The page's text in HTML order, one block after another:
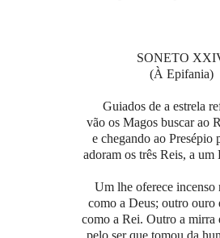
SONETO
(À Epifania)
Guiados de a estrela
vão os Magos buscar ao
e chegando ao Presépio
adoram os três Reis, a um
Um lhe oferece incenso
como a Deus; outro ouro
como a Rei. Outro a mirra